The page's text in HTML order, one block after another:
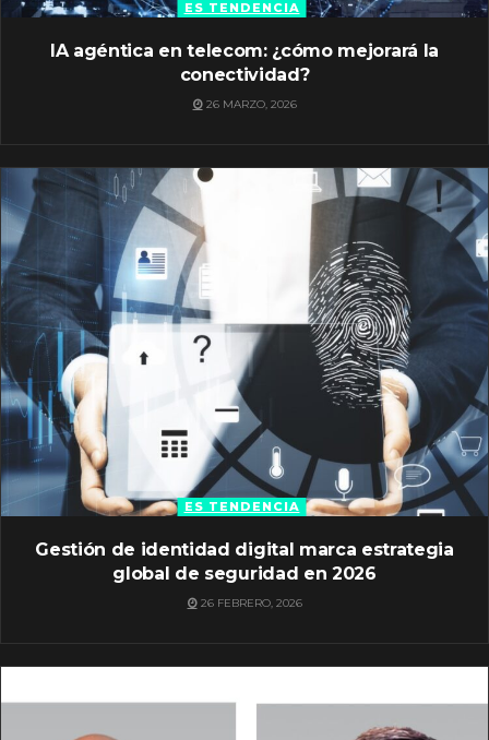
ES TENDENCIA
IA agéntica en telecom: ¿cómo mejorará la
conectividad?
26 MARZO, 2026
ES TENDENCIA
Gestión de identidad digital marca estrategia
global de seguridad en 2026
26 FEBRERO, 2026